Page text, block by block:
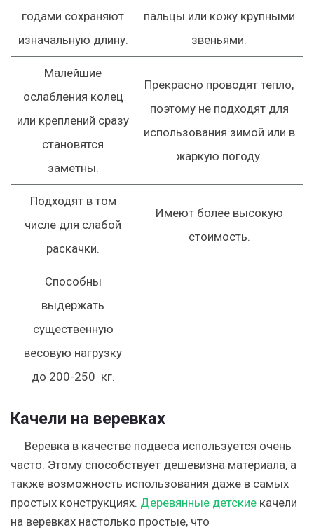
годами сохраняют
изначальную длину.
пальцы или кожу крупными
звеньями.
Малейшие
ослабления колец
или креплений сразу
становятся
заметны.
Прекрасно проводят тепло,
поэтому не подходят для
использования зимой или в
жаркую погоду.
Подходят в том
числе для слабой
раскачки.
Имеют более высокую
стоимость.
Способны
выдержать
существенную
весовую нагрузку
до 200-250 кг.
Качели на веревках
Веревка в качестве подвеса используется очень
часто. Этому способствует дешевизна материала, а
также возможность использования даже в самых
простых конструкциях. Деревянные детские качели
на веревках настолько простые, что